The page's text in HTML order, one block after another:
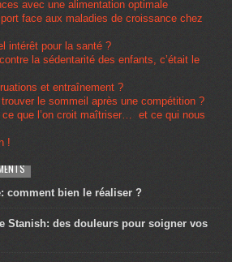
avec une alimentation optimale
face aux maladies de croissance chez
intérêt pour la santé ?
la sédentarité des enfants, c’était le
et entraînement ?
le sommeil après une compétition ?
ce que l’on croit maîtriser… et ce qui nous
!
comment bien le réaliser ?
Stanish: des douleurs pour soigner vos